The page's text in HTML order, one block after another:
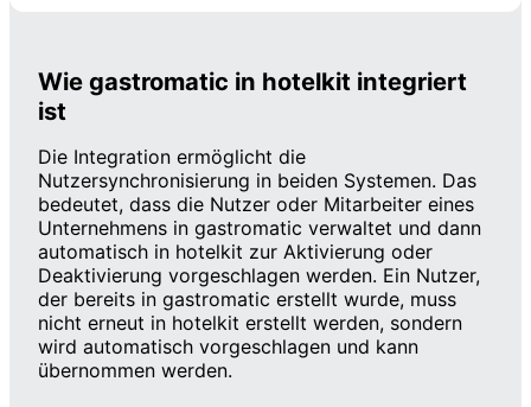
Wie gastromatic in hotelkit integriert
ist
Die Integration ermöglicht die
Nutzersynchronisierung in beiden Systemen. Das
bedeutet, dass die Nutzer oder Mitarbeiter eines
Unternehmens in gastromatic verwaltet und dann
automatisch in hotelkit zur Aktivierung oder
Deaktivierung vorgeschlagen werden. Ein Nutzer,
der bereits in gastromatic erstellt wurde, muss
nicht erneut in hotelkit erstellt werden, sondern
wird automatisch vorgeschlagen und kann
übernommen werden.